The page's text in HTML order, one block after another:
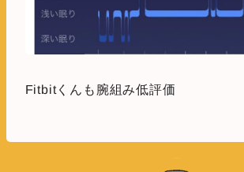
Fitbitくんも腕組み低評価